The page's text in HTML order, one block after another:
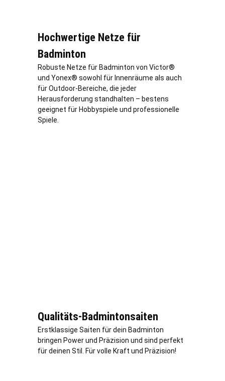
Hochwertige Netze für
Badminton
Robuste Netze für Badminton von Victor®
und Yonex® sowohl für Innenräume als auch
für Outdoor-Bereiche, die jeder
Herausforderung standhalten – bestens
geeignet für Hobbyspiele und professionelle
Spiele.
Qualitäts-Badmintonsaiten
Erstklassige Saiten für dein Badminton
bringen Power und Präzision und sind perfekt
für deinen Stil. Für volle Kraft und Präzision!